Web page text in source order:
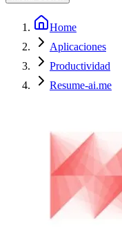
Home
Aplicaciones
Productividad
Resume-ai.me